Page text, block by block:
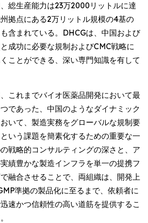
総生産能力は23万2000リットルに達
拠点にある2万リットル規模の4基の
含まれている。DHCGは、中国および
成功に必要な規制およびCMC戦略に
ことができる、深い専門知識を有して
これまでバイオ医薬品開発において最
であった、中国のようなダイナミック
いて、製造実務をグローバルな規制要
いう課題を簡素化するための重要な一
戦略的コンサルティングの深さと、ア
績豊かな製造インフラを単一の提携フ
融合させることで、両組織は、開発上
準拠の製品化に至るまで、依頼者に
速かつ信頼性の高い道筋を提供するこ